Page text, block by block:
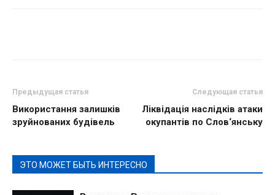
Предыдущая статья
Використання залишків
зруйнованих будівель
Следующая статья
Ліквідація наслідків атаки
окупантів по Слов‘янську
ЭТО МОЖЕТ БЫТЬ ИНТЕРЕСНО